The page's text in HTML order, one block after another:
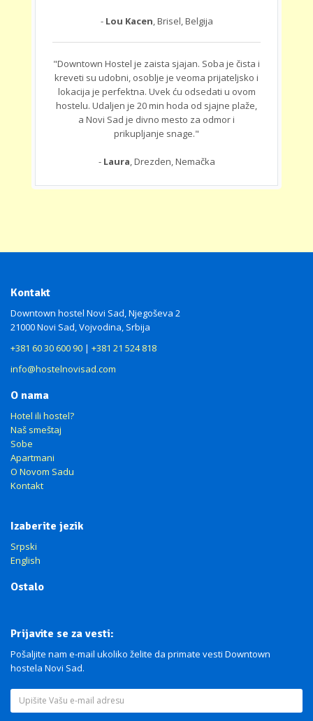
- Lou Kacen , Brisel, Belgija
"Downtown Hostel je zaista sjajan. Soba je čista i
kreveti su udobni, osoblje je veoma prijateljsko i
lokacija je perfektna. Uvek ću odsedati u ovom
hostelu. Udaljen je 20 min hoda od sjajne plaže,
a Novi Sad je divno mesto za odmor i
prikupljanje snage."
- Laura , Drezden, Nemačka
Kontakt
Downtown hostel Novi Sad, Njegoševa 2
21000 Novi Sad, Vojvodina, Srbija
+381 60 30 600 90 | +381 21 524 818
info@hostelnovisad.com
O nama
Hotel ili hostel?
Naš smeštaj
Sobe
Apartmani
O Novom Sadu
Kontakt
Izaberite jezik
Srpski
English
Ostalo
Prijavite se za vesti:
Pošaljite nam e-mail ukoliko želite da primate vesti Downtown
hostela Novi Sad.